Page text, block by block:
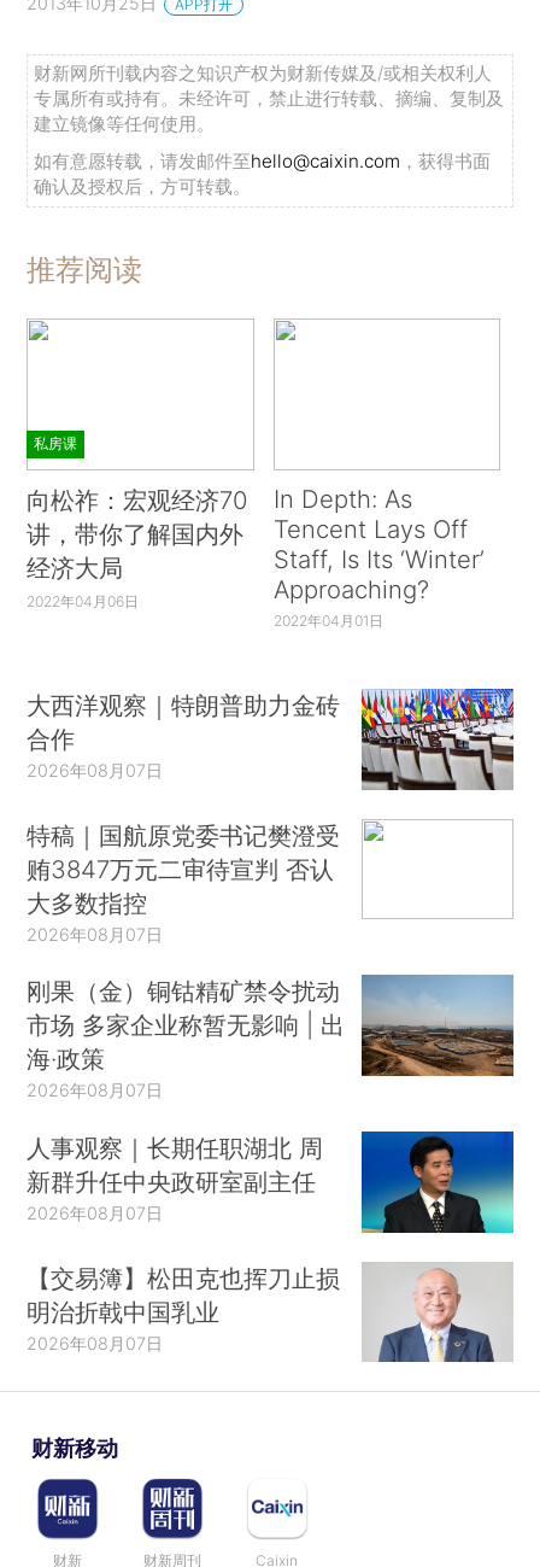
APP打开
财新网所刊载内容之知识产权为财新传媒及/或相关权利人
专属所有或持有。未经许可，禁止进行转载、摘编、复制及
建立镜像等任何使用。
如有意愿转载，请发邮件至hello@caixin.com ，获得书面
确认及授权后，方可转载。
推荐阅读
私房课
向松祚：宏观经济70
讲，带你了解国内外
经济大局
2022年04月06日
In Depth: As
Tencent Lays Off
Staff, Is Its ‘Winter’
Approaching?
2022年04月01日
大西洋观察｜特朗普助力金砖
合作
2026年08月07日
特稿｜国航原党委书记樊澄受
贿3847万元二审待宣判 否认
大多数指控
2026年08月07日
刚果（金）铜钴精矿禁令扰动
市场 多家企业称暂无影响 | 出
海·政策
2026年08月07日
人事观察｜长期任职湖北 周
新群升任中央政研室副主任
2026年08月07日
【交易簿】松田克也挥刀止损
明治折戟中国乳业
2026年08月07日
财新移动
财新 财新周刊 Caixin